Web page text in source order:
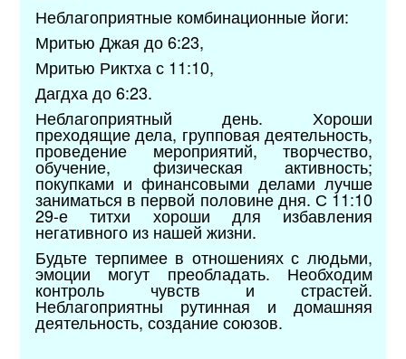
Неблагоприятные комбинационные йоги:
Мритью Джая до 6:23,
Мритью Риктха с 11:10,
Дагдха до 6:23.
Неблагоприятный день. Хороши
преходящие дела, групповая деятельность,
проведение мероприятий, творчество,
обучение, физическая активность;
покупками и финансовыми делами лучше
заниматься в первой половине дня. С 11:10
29-е титхи хороши для избавления
негативного из нашей жизни.
Будьте терпимее в отношениях с людьми,
эмоции могут преобладать. Необходим
контроль чувств и страстей.
Неблагоприятны рутинная и домашняя
деятельность, создание союзов.